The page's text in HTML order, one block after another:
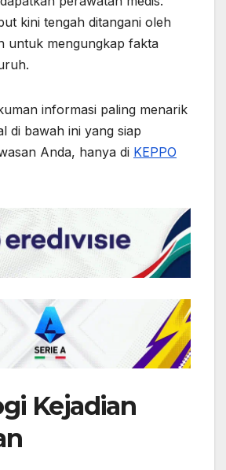
kini tengah ditangani oleh
untuk mengungkap fakta
informasi paling menarik
di bawah ini yang siap
Anda, hanya di KEPPO
Kejadian